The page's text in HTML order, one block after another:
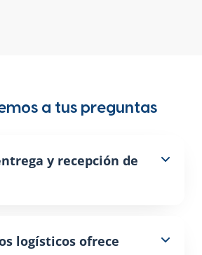
a tus preguntas
y recepción de
logísticos ofrece